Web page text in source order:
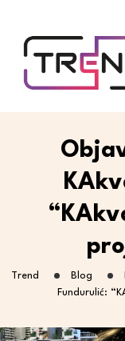
Trend Blog
Fundurulić: